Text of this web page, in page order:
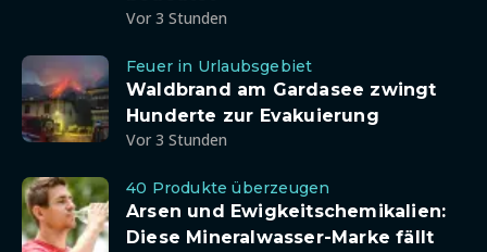
Vor 3 Stunden
Feuer in Urlaubsgebiet
Waldbrand am Gardasee zwingt
Hunderte zur Evakuierung
Vor 3 Stunden
40 Produkte überzeugen
Arsen und Ewigkeitschemikalien:
Diese Mineralwasser-Marke fällt